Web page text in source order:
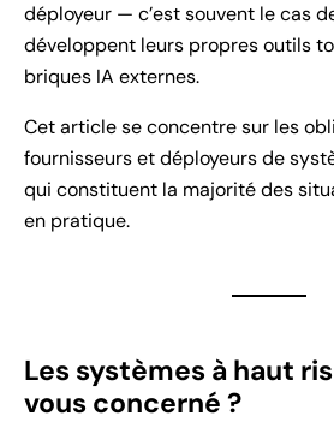
déployeur — c’est souvent le cas
développent leurs propres outils
briques IA externes.
Cet article se concentre sur les
fournisseurs et déployeurs de
qui constituent la majorité des
en pratique.
Les systèmes à haut
vous concerné ?